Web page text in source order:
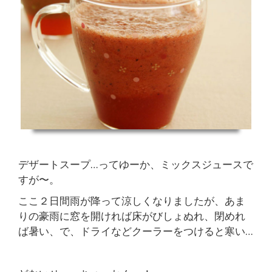
デザートスープ…ってゆーか、ミックスジュースで
すが〜。
ここ２日間雨が降って涼しくなりましたが、あま
りの豪雨に窓を開ければ床がびしょぬれ、閉めれ
ば暑い、で、ドライなどクーラーをつけると寒い…